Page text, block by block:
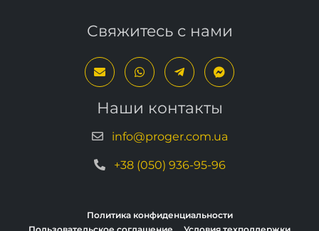
Свяжитесь с нами
Наши контакты
info@proger.com.ua
+38 (050) 936-95-96
Политика конфиденциальности